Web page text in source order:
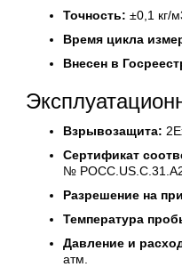
Точность: ±0,1 кг/
Время цикла
Внесен в
Взрывозащита:
Сертификат
№
Разрешение на
Температура
Давление и
атм.